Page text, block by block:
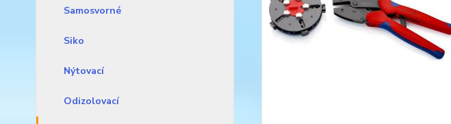
Samosvorné
Siko
Nýtovací
Odizolovací